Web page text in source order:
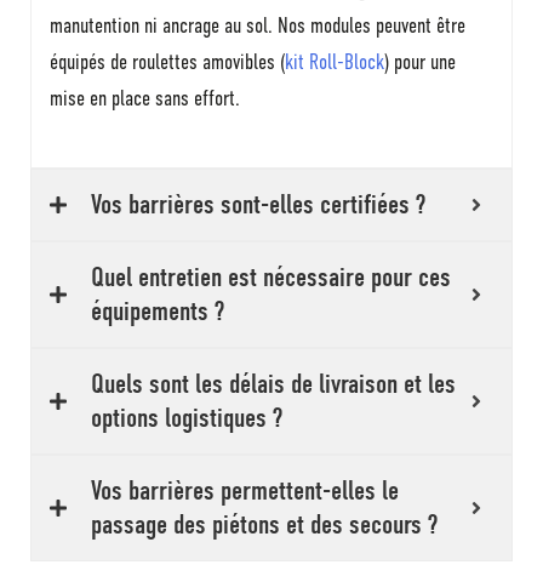
manutention ni ancrage au sol. Nos modules peuvent être
équipés de roulettes amovibles (kit Roll-Block) pour une
mise en place sans effort.
Vos barrières sont-elles certifiées ?
Quel entretien est nécessaire pour ces
équipements ?
Quels sont les délais de livraison et les
options logistiques ?
Vos barrières permettent-elles le
passage des piétons et des secours ?